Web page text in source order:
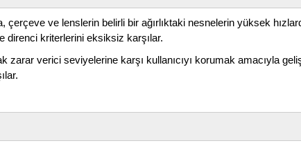
çerçeve ve lenslerin belirli bir ağırlıktaki nesnelerin yüksek
direnci kriterlerini eksiksiz karşılar.
zarar verici seviyelerine karşı kullanıcıyı korumak amacıyla